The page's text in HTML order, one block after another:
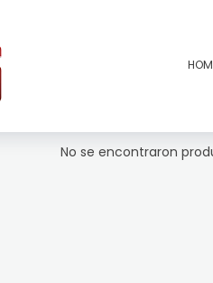
No se encontraron